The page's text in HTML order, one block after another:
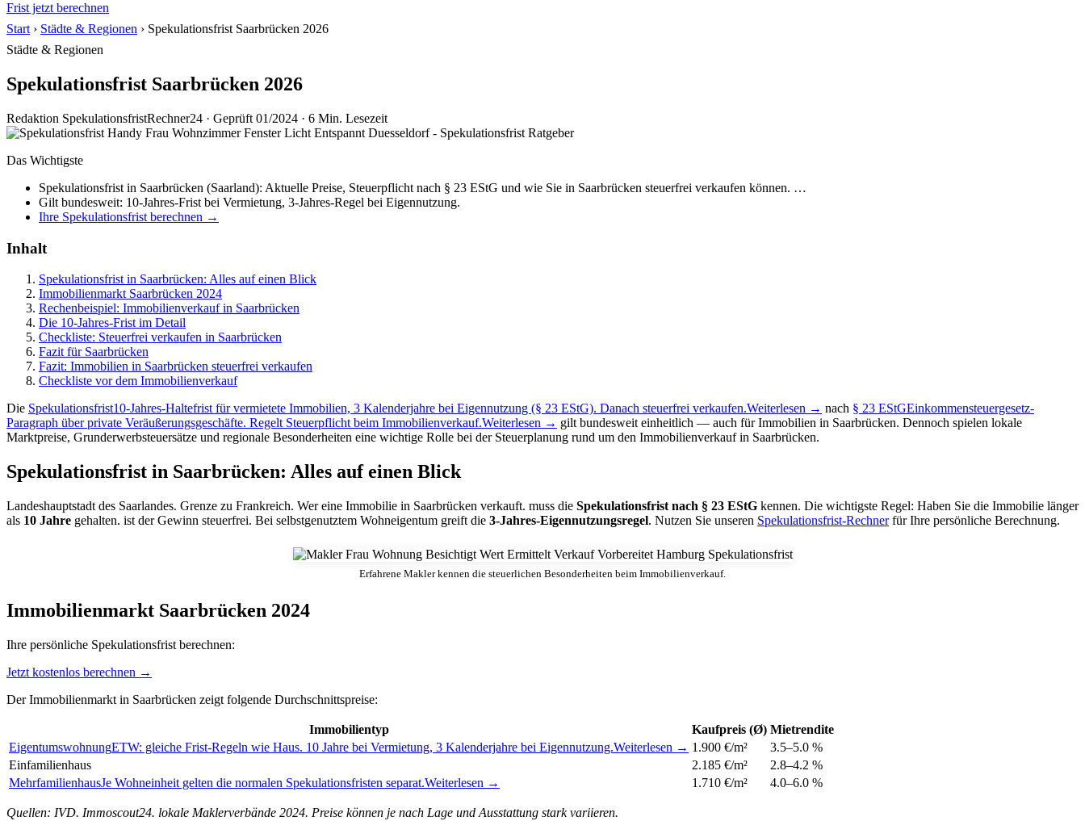
Frist jetzt berechnen
Start › Städte & Regionen › Spekulationsfrist Saarbrücken 2026
Städte & Regionen
Spekulationsfrist Saarbrücken 2026
Redaktion SpekulationsfristRechner24 · Geprüft 01/2024 · 6 Min. Lesezeit
Das Wichtigste
Spekulationsfrist in Saarbrücken (Saarland): Aktuelle Preise, Steuerpflicht nach § 23 EStG und wie Sie in Saarbrücken steuerfrei verkaufen können. …
Gilt bundesweit: 10-Jahres-Frist bei Vermietung, 3-Jahres-Regel bei Eigennutzung.
Ihre Spekulationsfrist berechnen →
Inhalt
Spekulationsfrist in Saarbrücken: Alles auf einen Blick
Immobilienmarkt Saarbrücken 2024
Rechenbeispiel: Immobilienverkauf in Saarbrücken
Die 10-Jahres-Frist im Detail
Checkliste: Steuerfrei verkaufen in Saarbrücken
Fazit für Saarbrücken
Fazit: Immobilien in Saarbrücken steuerfrei verkaufen
Checkliste vor dem Immobilienverkauf
Die Spekulationsfrist10-Jahres-Haltefrist für vermietete Immobilien, 3 Kalenderjahre bei Eigennutzung (§ 23 EStG). Danach steuerfrei verkaufen.Weiterlesen → nach § 23 EStGEinkommensteuergesetz-
Paragraph über private Veräußerungsgeschäfte. Regelt Steuerpflicht beim Immobilienverkauf.Weiterlesen → gilt bundesweit einheitlich — auch für Immobilien in Saarbrücken. Dennoch spielen lokale
Marktpreise, Grunderwerbsteuersätze und regionale Besonderheiten eine wichtige Rolle bei der Steuerplanung rund um den Immobilienverkauf in Saarbrücken.
Spekulationsfrist in Saarbrücken: Alles auf einen Blick
Landeshauptstadt des Saarlandes. Grenze zu Frankreich. Wer eine Immobilie in Saarbrücken verkauft. muss die Spekulationsfrist nach § 23 EStG kennen. Die wichtigste Regel: Haben Sie die Immobilie länger
als 10 Jahre gehalten. ist der Gewinn steuerfrei. Bei selbstgenutztem Wohneigentum greift die 3-Jahres-Eigennutzungsregel. Nutzen Sie unseren Spekulationsfrist-Rechnerfür Ihre persönliche Berechnung.
Erfahrene Makler kennen die steuerlichen Besonderheiten beim Immobilienverkauf.
Immobilienmarkt Saarbrücken 2024
Ihre persönliche Spekulationsfrist berechnen:
Jetzt kostenlos berechnen →
Der Immobilienmarkt in Saarbrücken zeigt folgende Durchschnittspreise:
Immobilientyp Kaufpreis (Ø) Mietrendite
EigentumswohnungETW: gleiche Frist-Regeln wie Haus. 10 Jahre bei Vermietung, 3 Kalenderjahre bei Eigennutzung.Weiterlesen → 1.900 €/m²
3.5–5.0 %
Einfamilienhaus
2.185 €/m²
2.8–4.2 %
MehrfamilienhausJe Wohneinheit gelten die normalen Spekulationsfristen separat.Weiterlesen → 1.710 €/m² 4.0–6.0 %
Quellen: IVD. Immoscout24. lokale Maklerverbände 2024. Preise können je nach Lage und Ausstattung stark variieren.